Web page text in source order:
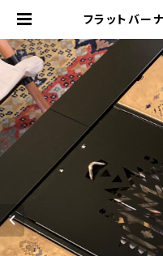
フラットバーナー 蓋 ブラ
ッド カバー
ーピーク |